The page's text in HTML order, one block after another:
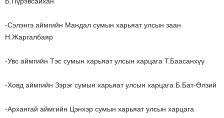
-Сэлэнгэ аймгийн Мандал сумын харьяат улсын заан
Н.Жаргалбаяр
-Увс аймгийн Тэс сумын харьяат улсын харцага Т.Баасанхүү
-Ховд аймгийн Зэрэг сумын харьяат улсын харцага Б.Бат-Өлзий
-Архангай аймгийн Цэнхэр сумын харьяат улсын харцага